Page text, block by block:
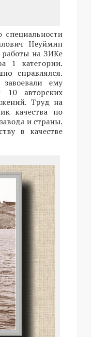
Неуймин
на ЗИКе
1 категории.
справлялся.
ему
10 авторских
Труд на
качества по
и страны.
в качестве